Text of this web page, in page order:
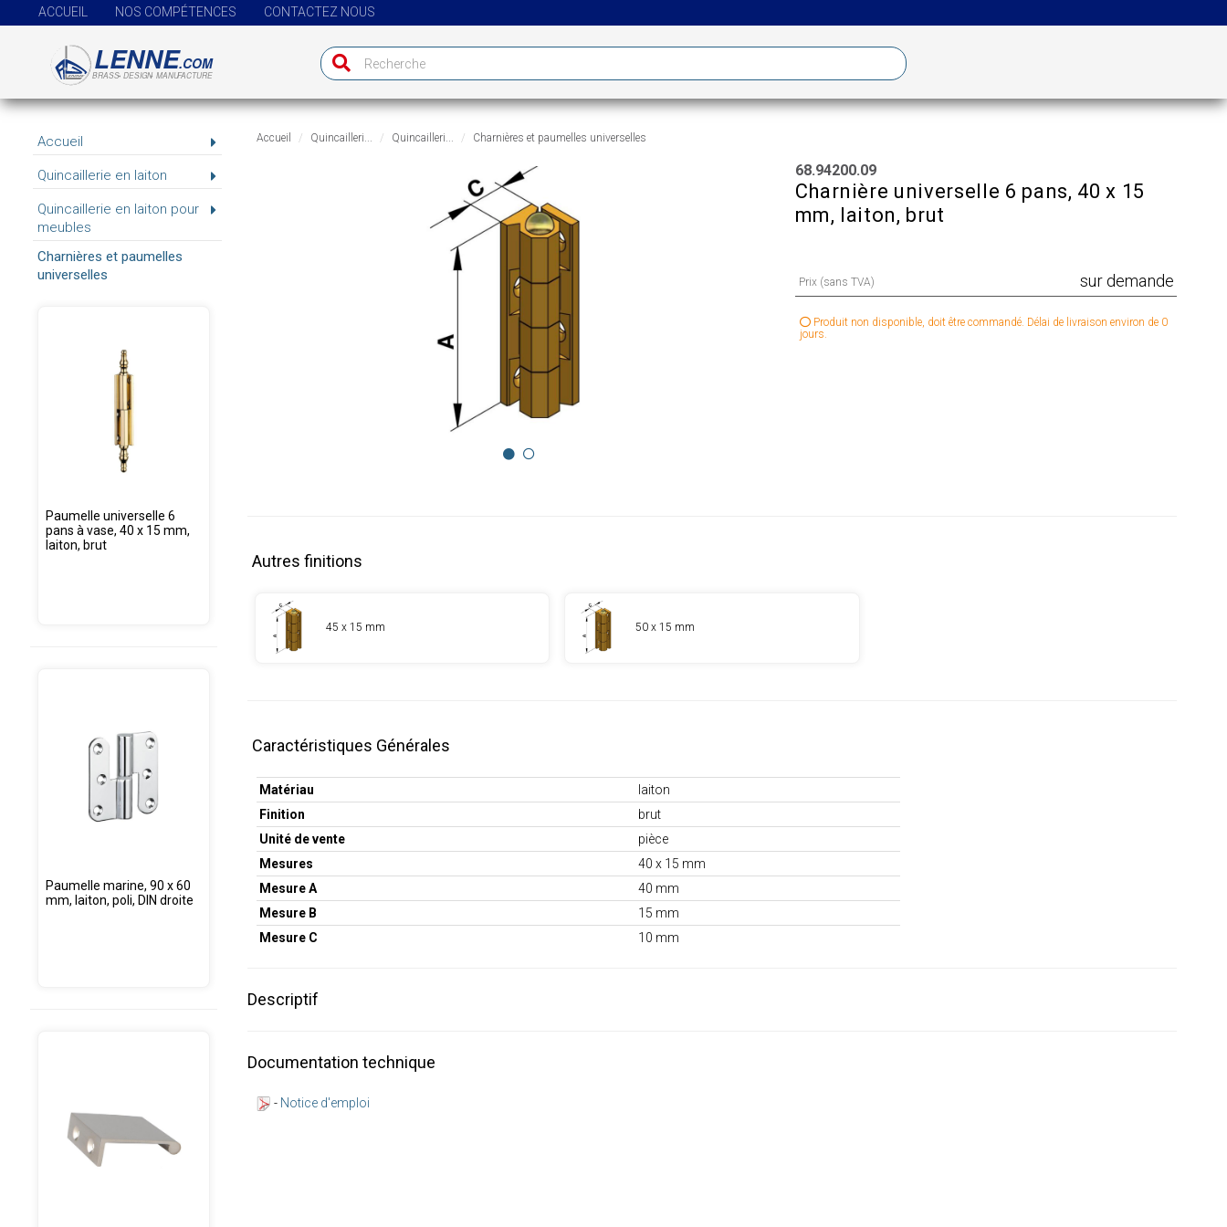
ACCUEIL NOS COMPÉTENCES CONTACTEZ NOUS
Accueil
Quincaillerie en laiton
Quincaillerie en laiton pour
meubles
Charnières et paumelles
universelles
Paumelle universelle 6
pans à vase, 40 x 15 mm,
laiton, brut
Paumelle marine, 90 x 60
mm, laiton, poli, DIN droite
Accueil Quincailleri... Quincailleri... Charnières et paumelles universelles
68.94200.09
Charnière universelle 6 pans, 40 x 15
mm, laiton, brut
Prix (sans TVA) sur demande
Produit non disponible, doit être commandé. Délai de livraison environ de 0
jours.
Autres finitions
45 x 15 mm 50 x 15 mm
Caractéristiques Générales
Matériau
laiton
Finition
brut
Unité de vente
pièce
Mesures
40 x 15 mm
Mesure A
40 mm
Mesure B
15 mm
Mesure C
10 mm
Descriptif
Documentation technique
- Notice d'emploi